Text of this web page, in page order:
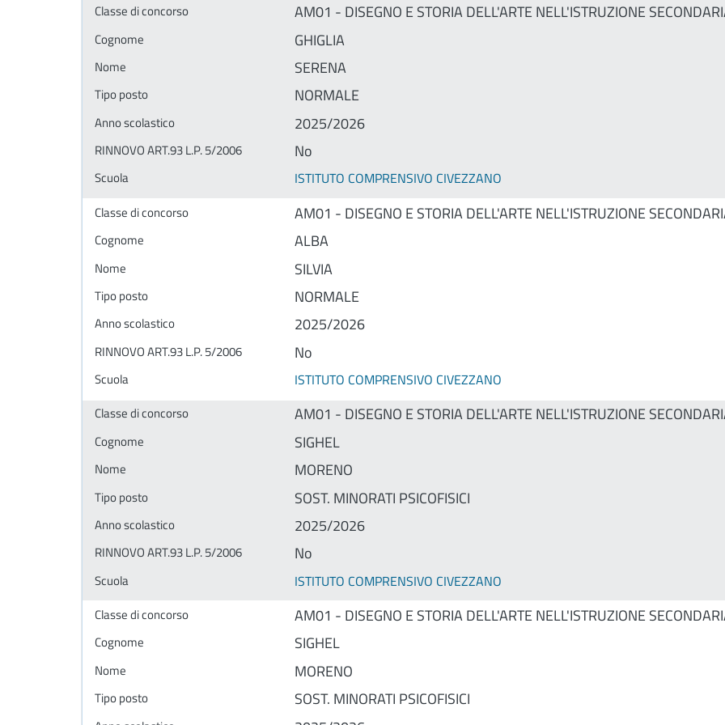
AM01 - DISEGNO E STORIA DELL'ARTE NELL'ISTRUZIONE
GHIGLIA
SERENA
NORMALE
2025/2026
No
ISTITUTO COMPRENSIVO CIVEZZANO
AM01 - DISEGNO E STORIA DELL'ARTE NELL'ISTRUZIONE
ALBA
SILVIA
NORMALE
2025/2026
No
ISTITUTO COMPRENSIVO CIVEZZANO
AM01 - DISEGNO E STORIA DELL'ARTE NELL'ISTRUZIONE
SIGHEL
MORENO
SOST. MINORATI PSICOFISICI
2025/2026
No
ISTITUTO COMPRENSIVO CIVEZZANO
AM01 - DISEGNO E STORIA DELL'ARTE NELL'ISTRUZIONE
SIGHEL
MORENO
SOST. MINORATI PSICOFISICI